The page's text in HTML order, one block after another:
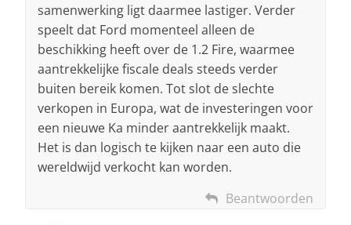
samenwerking ligt daarmee lastiger. Verder
speelt dat Ford momenteel alleen de
beschikking heeft over de 1.2 Fire, waarmee
aantrekkelijke fiscale deals steeds verder
buiten bereik komen. Tot slot de slechte
verkopen in Europa, wat de investeringen voor
een nieuwe Ka minder aantrekkelijk maakt.
Het is dan logisch te kijken naar een auto die
wereldwijd verkocht kan worden.
Beantwoorden